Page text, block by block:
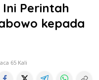
Perintah
kepada
65 Kali